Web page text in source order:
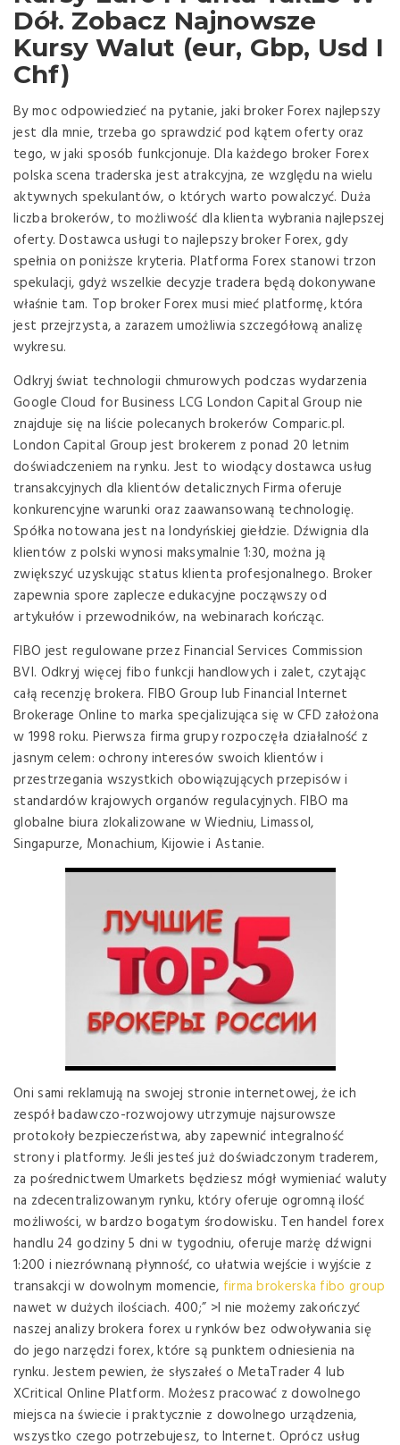
Dół. Zobacz Najnowsze
Kursy Walut (eur, Gbp, Usd I
Chf)
By moc odpowiedzieć na pytanie, jaki broker Forex najlepszy
jest dla mnie, trzeba go sprawdzić pod kątem oferty oraz
tego, w jaki sposób funkcjonuje. Dla każdego broker Forex
polska scena traderska jest atrakcyjna, ze względu na wielu
aktywnych spekulantów, o których warto powalczyć. Duża
liczba brokerów, to możliwość dla klienta wybrania najlepszej
oferty. Dostawca usługi to najlepszy broker Forex, gdy
spełnia on poniższe kryteria. Platforma Forex stanowi trzon
spekulacji, gdyż wszelkie decyzje tradera będą dokonywane
właśnie tam. Top broker Forex musi mieć platformę, która
jest przejrzysta, a zarazem umożliwia szczegółową analizę
wykresu.
Odkryj świat technologii chmurowych podczas wydarzenia
Google Cloud for Business LCG London Capital Group nie
znajduje się na liście polecanych brokerów Comparic.pl.
London Capital Group jest brokerem z ponad 20 letnim
doświadczeniem na rynku. Jest to wiodący dostawca usług
transakcyjnych dla klientów detalicznych Firma oferuje
konkurencyjne warunki oraz zaawansowaną technologię.
Spółka notowana jest na londyńskiej giełdzie. Dźwignia dla
klientów z polski wynosi maksymalnie 1:30, można ją
zwiększyć uzyskując status klienta profesjonalnego. Broker
zapewnia spore zaplecze edukacyjne począwszy od
artykułów i przewodników, na webinarach kończąc.
FIBO jest regulowane przez Financial Services Commission
BVI. Odkryj więcej fibo funkcji handlowych i zalet, czytając
całą recenzję brokera. FIBO Group lub Financial Internet
Brokerage Online to marka specjalizująca się w CFD założona
w 1998 roku. Pierwsza firma grupy rozpoczęła działalność z
jasnym celem: ochrony interesów swoich klientów i
przestrzegania wszystkich obowiązujących przepisów i
standardów krajowych organów regulacyjnych. FIBO ma
globalne biura zlokalizowane w Wiedniu, Limassol,
Singapurze, Monachium, Kijowie i Astanie.
Oni sami reklamują na swojej stronie internetowej, że ich
zespół badawczo-rozwojowy utrzymuje najsurowsze
protokoły bezpieczeństwa, aby zapewnić integralność
strony i platformy. Jeśli jesteś już doświadczonym traderem,
za pośrednictwem Umarkets będziesz mógł wymieniać waluty
na zdecentralizowanym rynku, który oferuje ogromną ilość
możliwości, w bardzo bogatym środowisku. Ten handel forex
handlu 24 godziny 5 dni w tygodniu, oferuje marżę dźwigni
1:200 i niezrównaną płynność, co ułatwia wejście i wyjście z
transakcji w dowolnym momencie, firma brokerska fibo group
nawet w dużych ilościach. 400;” >I nie możemy zakończyć
naszej analizy brokera forex u rynków bez odwoływania się
do jego narzędzi forex, które są punktem odniesienia na
rynku. Jestem pewien, że słyszałeś o MetaTrader 4 lub
XCritical Online Platform. Możesz pracować z dowolnego
miejsca na świecie i praktycznie z dowolnego urządzenia,
wszystko czego potrzebujesz, to Internet. Oprócz usług